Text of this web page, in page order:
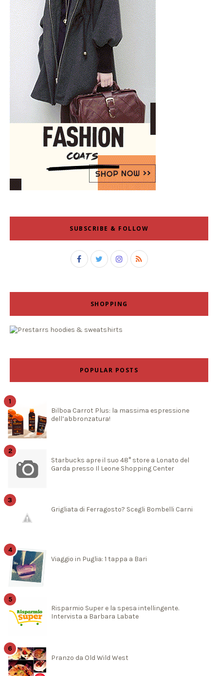
SUBSCRIBE & FOLLOW
SHOPPING
POPULAR POSTS
Bilboa Carrot Plus: la massima espressione
dell’abbronzatura!
Starbucks apre il suo 48° store a Lonato del
Garda presso Il Leone Shopping Center
Grigliata di Ferragosto? Scegli Bombelli Carni
Viaggio in Puglia: 1 tappa a Bari
Risparmio Super e la spesa intellingente.
Intervista a Barbara Labate
Pranzo da Old Wild West